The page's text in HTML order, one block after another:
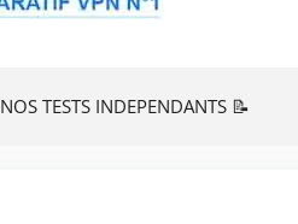
NOS TESTS INDEPENDANTS 📝